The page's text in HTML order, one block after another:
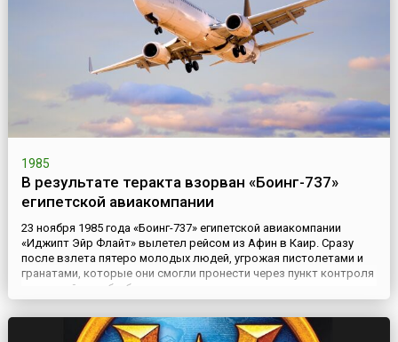
1985
В результате теракта взорван «Боинг-737»
египетской авиакомпании
23 ноября 1985 года «Боинг-737» египетской авиакомпании
«Иджипт Эйр Флайт» вылетел рейсом из Афин в Каир. Сразу
после взлета пятеро молодых людей, угрожая пистолетами и
гранатами, которые они смогли пронести через пункт контроля
греческой службы безопасности аэропорта, заявили, что
самолет захвачен и вместо Египта последует на Мальту.
Глубокой ночью захваченный террористами самолет
приземлился...